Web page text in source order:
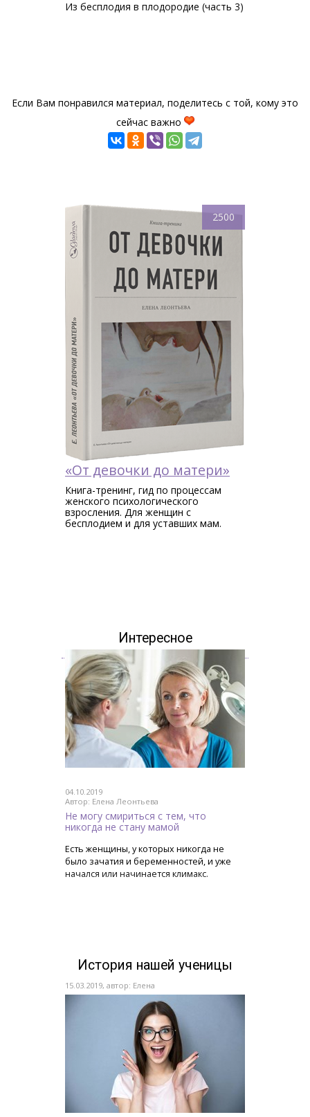
Из бесплодия в плодородие (часть 3)
Если Вам понравился материал, поделитесь с той, кому это
сейчас важно
2500
«От девочки до матери»
Книга-тренинг, гид по процессам
женского психологического
взросления. Для женщин c
бесплодием и для уставших мам.
Интересное
04.10.2019
Автор: Елена Леонтьева
Не могу смириться с тем, что
никогда не стану мамой
Есть женщины, у которых никогда не
было зачатия и беременностей, и уже
начался или начинается климакс.
История нашей ученицы
15.03.2019, автор: Елена